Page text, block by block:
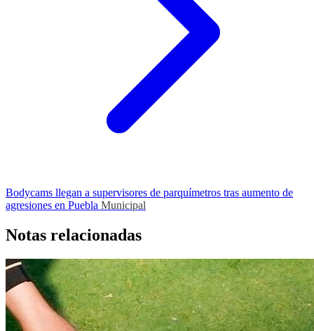
Bodycams llegan a supervisores de parquímetros tras aumento de
agresiones en Puebla Municipal
Notas relacionadas